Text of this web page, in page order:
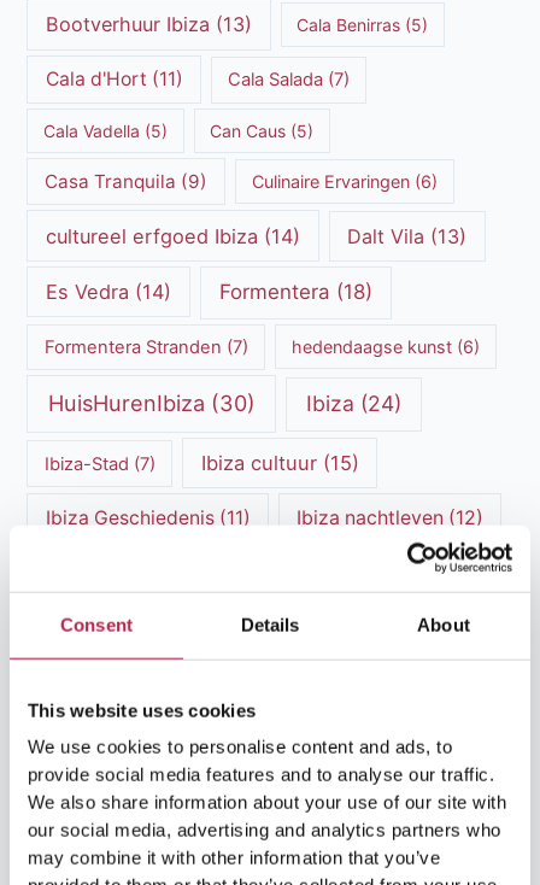
Consent Details About
This website uses cookies
We use cookies to personalise content and ads, to
provide social media features and to analyse our traffic.
We also share information about your use of our site with
our social media, advertising and analytics partners who
may combine it with other information that you’ve
Bootverhuur Ibiza (13) Cala Benirras (5)
Cala d'Hort (11) Cala Salada(7)
Cala Vadella (5) Can Caus (5)
Casa Tranquila (9) Culinaire Ervaringen(6)
cultureel erfgoed Ibiza (14) Dalt Vila (13)
Es Vedra (14) Formentera (18)
Formentera Stranden (7) hedendaagse kunst(6)
HuisHurenIbiza (30) Ibiza (24)
Ibiza-Stad (7) Ibiza cultuur(15)
Ibiza Geschiedenis(11) Ibiza nachtleven (12)
Ibiza restaurants Ibiza stranden
Luxe villa's Ibiza(43) luxe villas(13)
Luxe Villa Verhuur (12)